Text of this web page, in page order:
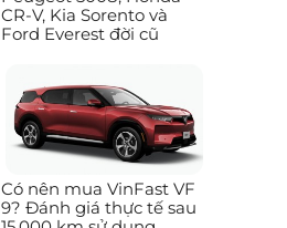
CR-V, Kia Sorento và
Ford Everest đời cũ
Có nên mua VinFast VF
9? Đánh giá thực tế sau